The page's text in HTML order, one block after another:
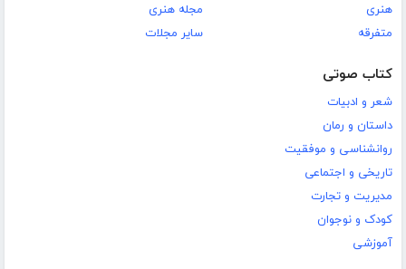
هنری
متفرقه
مجله هنری
سایر مجلات
کتاب صوتی
شعر و ادبیات
داستان و رمان
روانشناسی و موفقیت
تاریخی و اجتماعی
مدیریت و تجارت
کودک و نوجوان
آموزشی